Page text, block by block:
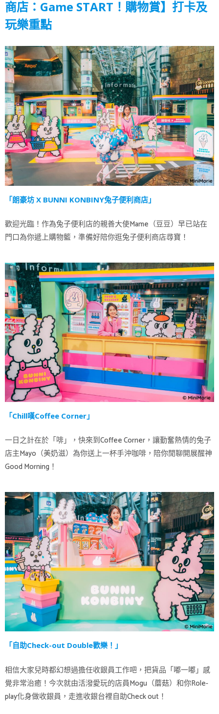
商店：Game START！購物賞】打卡及
玩樂重點
「朗豪坊 X BUNNI KONBINY兔子便利商店」
歡迎光臨！作為兔子便利店的親善大使Mame（豆豆）早已站在
門口為你遞上購物籃，準備好陪你逛兔子便利商店尋寶！
「Chill嘆Coffee Corner」
一日之計在於「啡」，快來到Coffee Corner，讓勤奮熱情的兔子
店主Mayo（美奶滋）為你送上一杯手沖咖啡，陪你閒聊開展醒神
Good Morning！
「自助Check-out Double歡樂！」
相信大家兒時都幻想過擔任收銀員工作吧，把貨品「嘟一嘟」感
覺非常治癒！今次就由活潑愛玩的店員Mogu（蘑菇）和你Role-
play化身做收銀員，走進收銀台裡自助Check out！